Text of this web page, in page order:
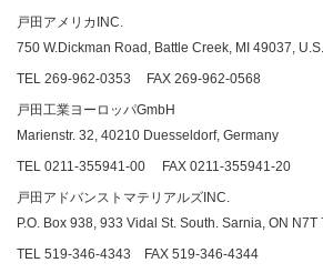
戸田アメリカINC.
750 W.Dickman Road, Battle Creek, MI 49037,
TEL 269-962-0353
FAX 269-962-0568
戸田工業ヨーロッパGmbH
Marienstr. 32, 40210 Duesseldorf, Germany
TEL 0211-355941-00 FAX 0211-355941-20
戸田アドバンストマテリアルズ INC.
P.O. Box 938, 933 Vidal St. South. Sarnia, ON
TEL 519-346-4343 FAX 519-346-4344